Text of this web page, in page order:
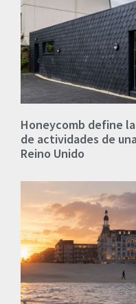
Honeycomb define
de actividades de
Reino Unido